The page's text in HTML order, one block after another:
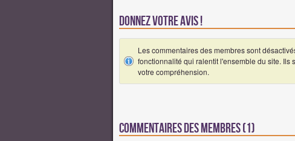
Donnez votre avis !
Les commentaires des membres sont
fonctionnalité qui ralentit l'ensemble du site. Ils
votre compréhension.
Commentaires des membres (1)